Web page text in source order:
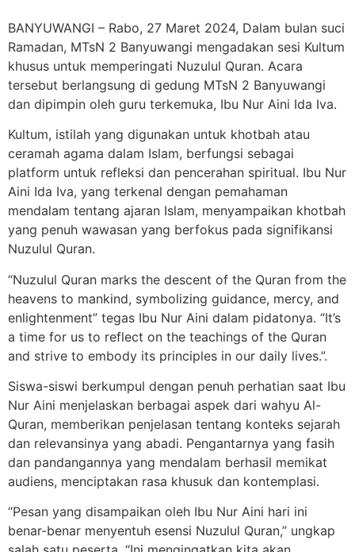
BANYUWANGI – Rabo, 27 Maret 2024, Dalam bulan suci
Ramadan, MTsN 2 Banyuwangi mengadakan sesi Kultum
khusus untuk memperingati Nuzulul Quran. Acara
tersebut berlangsung di gedung MTsN 2 Banyuwangi
dan dipimpin oleh guru terkemuka, Ibu Nur Aini Ida Iva.
Kultum, istilah yang digunakan untuk khotbah atau
ceramah agama dalam Islam, berfungsi sebagai
platform untuk refleksi dan pencerahan spiritual. Ibu Nur
Aini Ida Iva, yang terkenal dengan pemahaman
mendalam tentang ajaran Islam, menyampaikan khotbah
yang penuh wawasan yang berfokus pada signifikansi
Nuzulul Quran.
“Nuzulul Quran marks the descent of the Quran from the
heavens to mankind, symbolizing guidance, mercy, and
enlightenment” tegas Ibu Nur Aini dalam pidatonya. “It’s
a time for us to reflect on the teachings of the Quran
and strive to embody its principles in our daily lives.”.
Siswa-siswi berkumpul dengan penuh perhatian saat Ibu
Nur Aini menjelaskan berbagai aspek dari wahyu Al-
Quran, memberikan penjelasan tentang konteks sejarah
dan relevansinya yang abadi. Pengantarnya yang fasih
dan pandangannya yang mendalam berhasil memikat
audiens, menciptakan rasa khusuk dan kontemplasi.
“Pesan yang disampaikan oleh Ibu Nur Aini hari ini
benar-benar menyentuh esensi Nuzulul Quran,” ungkap